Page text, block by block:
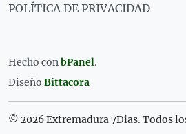
POLÍTICA DE PRIVACIDAD
Hecho conbPanel.
Diseño Bittacora
© 2026 Extremadura 7Dias. Todos